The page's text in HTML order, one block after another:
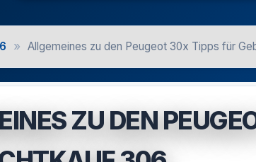
» Allgemeines zu den Peugeot 30x Tipps für
ZU DEN